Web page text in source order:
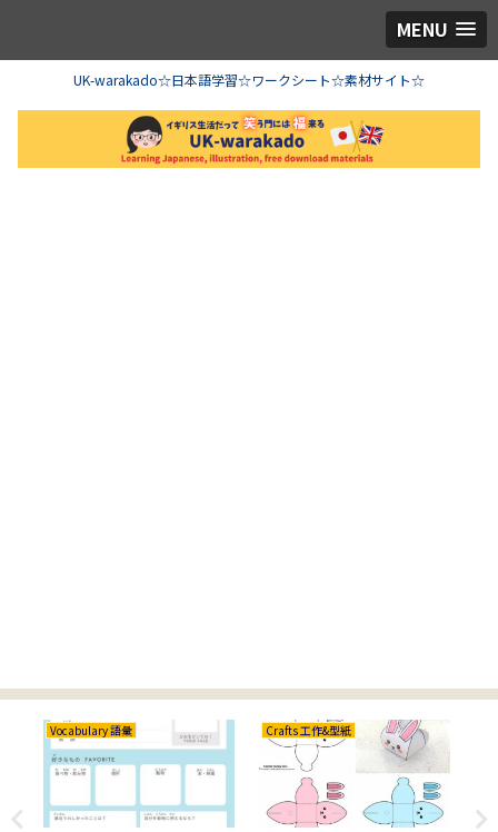
MENU
UK-warakado☆日本語学習☆ワークシート☆素材サイト☆
Vocabulary 語彙 Crafts 工作&型紙